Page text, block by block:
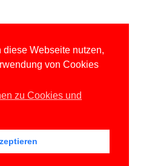
diese Webseite nutzen,
von Cookies
zu Cookies und